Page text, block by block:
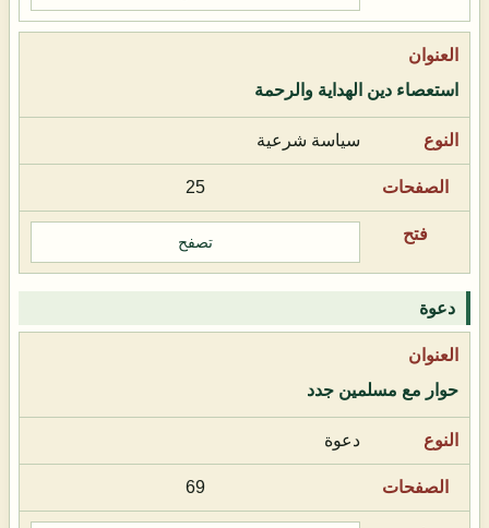
استعصاء دين الهداية والرحمة
سياسة شرعية
25
تصفح
دعوة
حوار مع مسلمين جدد
دعوة
69